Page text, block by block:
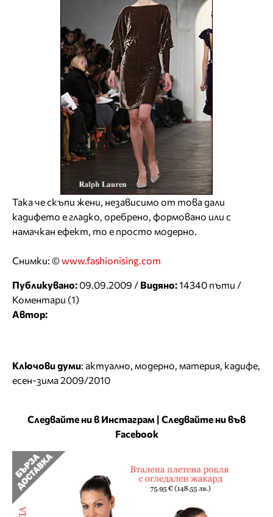
Така че скъпи жени, независимо от това дали
кадифето е гладко, оребрено, формовано или с
намачкан ефект, то е просто модерно.
Снимки: ©www.fashionising.com
Публикувано: 09.09.2009 / Видяно:14340 пъти /
Коментари (1)
Автор:
Ключови думи: актуално, модерно, материя, кадифе,
есен-зима 2009/2010
Следвайте ни в Инстаграм | Следвайте ни във
Facebook